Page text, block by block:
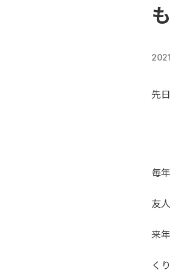
先
毎
友
来
く